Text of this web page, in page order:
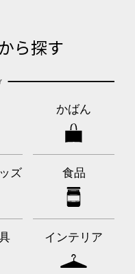
ら探す
かばん
ズ 食品
インテリア